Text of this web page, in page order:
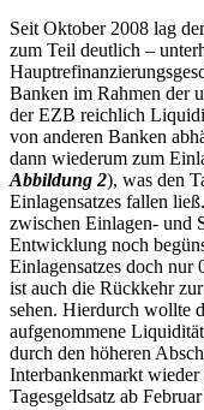
Seit Oktober 2008 lag
zum Teil deutlich –
Banken im Rahmen der
der EZB reichlich
von anderen Banken
dann wiederum zum
Abbildung 2), was den
Einlagensatzes fallen
zwischen Einlagen- und
Entwicklung noch
Einlagensatzes doch nur
ist auch die Rückkehr
sehen. Hierdurch wollte
aufgenommene
durch den höheren
Interbankenmarkt
Tagesgeldsatz ab